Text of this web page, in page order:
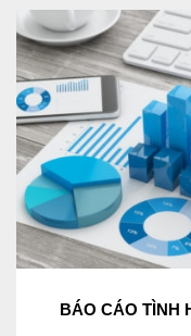
BÁO CÁO TÌNH